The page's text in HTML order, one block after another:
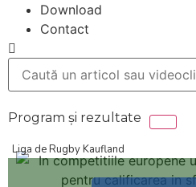
Download
Contact
Liga de Rugby Kaufland